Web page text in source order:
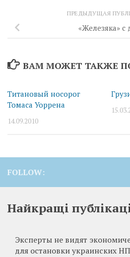
ПРЕДЫДУЩАЯ
«Железяка»
ВАМ МОЖЕТ ТАКЖЕ
Титановый носорог
Томаса Уоррена
14.09.2010
FOLLOW:
Найкращі
Эксперты не видят
для остановки украинских